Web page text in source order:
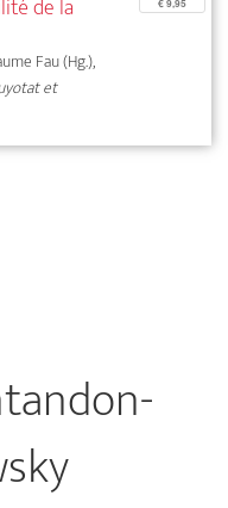
de la
Fau (Hg.),
et
€ 9,95